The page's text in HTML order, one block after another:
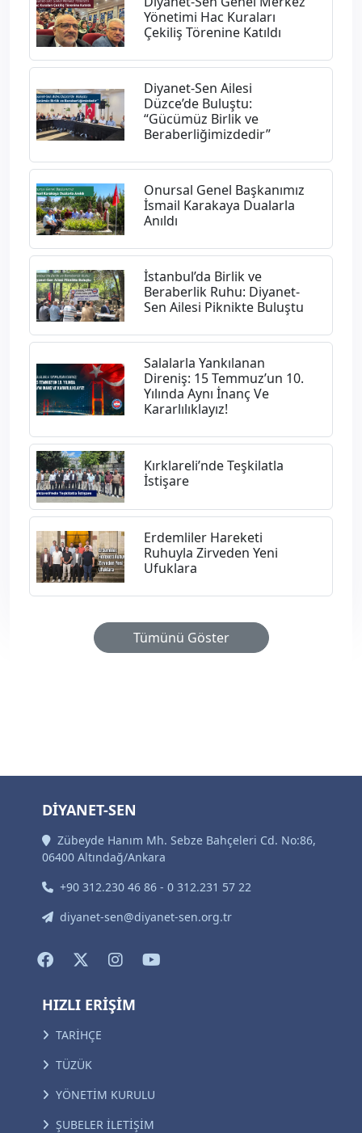
Yönetimi Hac Kuraları
Çekiliş Törenine Katıldı
Diyanet-Sen Ailesi
Düzce’de Buluştu:
“Gücümüz Birlik ve
Beraberliğimizdedir”
Onursal Genel Başkanımız
İsmail Karakaya Dualarla
Anıldı
İstanbul’da Birlik ve
Beraberlik Ruhu: Diyanet-
Sen Ailesi Piknikte Buluştu
Salalarla Yankılanan
Direniş: 15 Temmuz’un 10.
Yılında Aynı İnanç Ve
Kararlılıklayız!
Kırklareli’nde Teşkilatla
İstişare
Erdemliler Hareketi
Ruhuyla Zirveden Yeni
Ufuklara
Tümünü Göster
DİYANET-SEN
Zübeyde Hanım Mh. Sebze Bahçeleri Cd. No:86,
06400 Altındağ/Ankara
+90 312.230 46 86 - 0 312.231 57 22
diyanet-sen@diyanet-sen.org.tr
HIZLI ERİŞİM
TARİHÇE
TÜZÜK
YÖNETİM KURULU
ŞUBELER İLETİŞİM